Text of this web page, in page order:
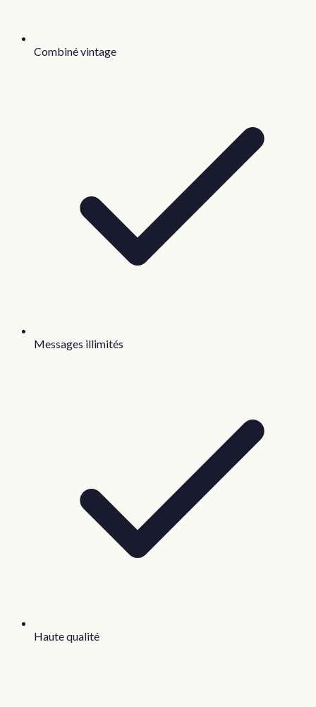
Combiné vintage
Messages illimités
Haute qualité